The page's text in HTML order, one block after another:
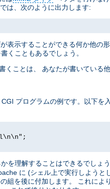
は、次のように出力します:
表示することができる何か他
くこともあるでしょう。
くことは、 あなたが書いている
プログラムの例です。以下を入
を理解することはできるでしょ
に (シェル上で実行しよう
組を後に付加します。 これに